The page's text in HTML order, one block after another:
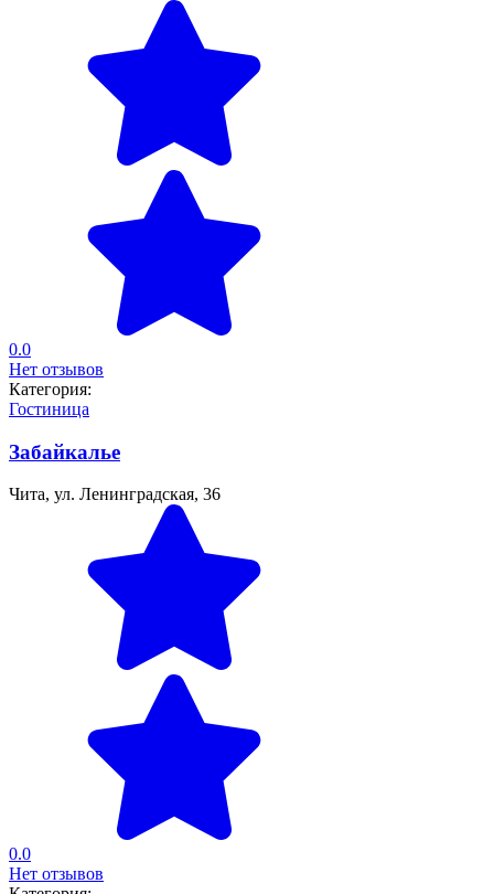
0.0
Нет отзывов
Категория:
Гостиница
Забайкалье
Чита, ул. Ленинградская, 36
0.0
Нет отзывов